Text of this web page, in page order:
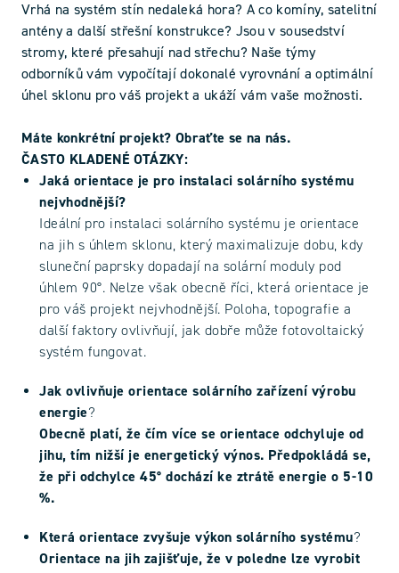
Vrhá na systém stín nedaleká hora? A co komíny, satelitní
antény a další střešní konstrukce? Jsou v sousedství
stromy, které přesahují nad střechu? Naše týmy
odborníků vám vypočítají dokonalé vyrovnání a optimální
úhel sklonu pro váš projekt a ukáží vám vaše možnosti.
Máte konkrétní projekt? Obraťte se na nás.
ČASTO KLADENÉ OTÁZKY:
Jaká orientace je pro instalaci solárního systému
nejvhodnější?
Ideální pro instalaci solárního systému je orientace
na jih s úhlem sklonu, který maximalizuje dobu, kdy
sluneční paprsky dopadají na solární moduly pod
úhlem 90°. Nelze však obecně říci, která orientace je
pro váš projekt nejvhodnější. Poloha, topografie a
další faktory ovlivňují, jak dobře může fotovoltaický
systém fungovat.
Jak ovlivňuje orientace solárního zařízení výrobu
energie?
Obecně platí, že čím více se orientace odchyluje od
jihu, tím nižší je energetický výnos. Předpokládá se,
že při odchylce 45° dochází ke ztrátě energie o 5-10
%.
Která orientace zvyšuje výkon solárního systému?
Orientace na jih zajišťuje, že v poledne lze vyrobit